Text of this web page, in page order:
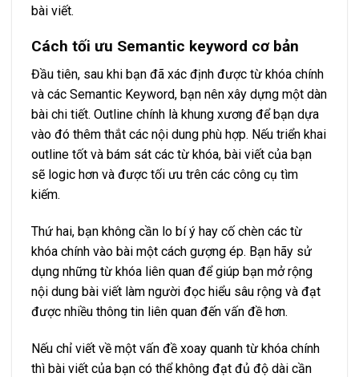
bài viết.
Cách tối ưu Semantic keyword cơ bản
Đầu tiên, sau khi bạn đã xác định được từ khóa chính
và các Semantic Keyword, bạn nên xây dựng một dàn
bài chi tiết. Outline chính là khung xương để bạn dựa
vào đó thêm thắt các nội dung phù hợp. Nếu triển khai
outline tốt và bám sát các từ khóa, bài viết của bạn
sẽ logic hơn và được tối ưu trên các công cụ tìm
kiếm.
Thứ hai, bạn không cần lo bí ý hay cố chèn các từ
khóa chính vào bài một cách gượng ép. Bạn hãy sử
dụng những từ khóa liên quan để giúp bạn mở rộng
nội dung bài viết làm người đọc hiểu sâu rộng và đạt
được nhiều thông tin liên quan đến vấn đề hơn.
Nếu chỉ viết về một vấn đề xoay quanh từ khóa chính
thì bài viết của bạn có thể không đạt đủ độ dài cần